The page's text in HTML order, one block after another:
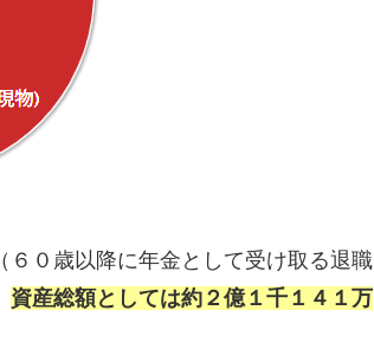
（６０歳以降に年金として受け取る退職
資産総額としては約２億１千１４１万